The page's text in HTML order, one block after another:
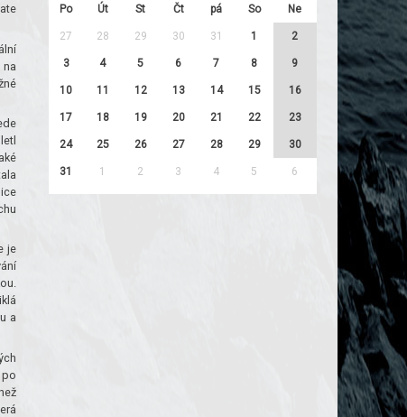
je
a
po
Po Út St Čt pá So Ne
27 28 29 30 31 1 2
3 4 5 6 7 8 9
10 11 12 13 14 15 16
17 18 19 20 21 22 23
24 25 26 27 28 29 30
31 1 2 3 4 5 6